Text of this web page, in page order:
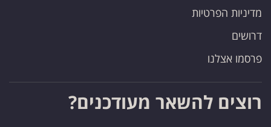
מדיניות הפרטיות
דרושים
פרסמו אצלנו
רוצים להשאר מעודכנים?